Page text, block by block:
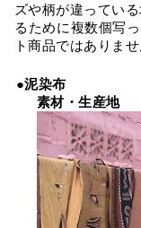
ズや柄が違ってい
るために複数個写
ト商品ではありませ
●泥染布
素材・生産地